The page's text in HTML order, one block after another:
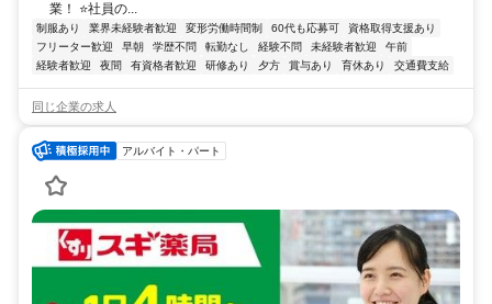
業！ ⭐社員の...
制服あり 業界未経験者歓迎 変形労働時間制 60代も応募可
資格取得支援あり
フリーター歓迎
早朝 学歴不問 転勤なし 経験不問 未経験者歓迎
午前
経験者歓迎
夜間 有資格者歓迎 研修あり 夕方 賞与あり 育休あり 交通費支給
同じ企業の求人
アルバイト・パート